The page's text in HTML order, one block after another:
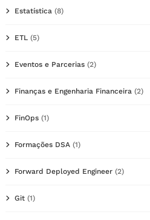
Estatística (8)
ETL (5)
Eventos e Parcerias (2)
Finanças e Engenharia Financeira (2)
FinOps (1)
Formações DSA (1)
Forward Deployed Engineer (2)
Git (1)